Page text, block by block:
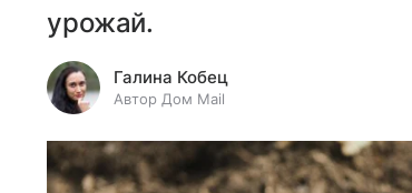
урожай.
Галина Кобец
Автор Дом Mail